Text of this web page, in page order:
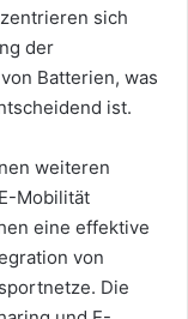
sich
der
Batterien, was
ist.
weiteren
Mobilität
eine effektive
von
Die